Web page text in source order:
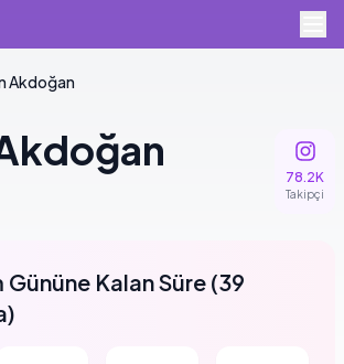
Akdoğan
78.2K
Takipçi
Gününe Kalan Süre (39
)